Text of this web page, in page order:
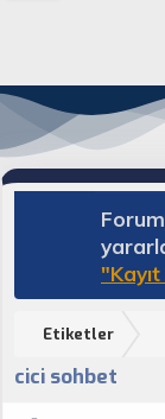
Etiketler
cici sohbet